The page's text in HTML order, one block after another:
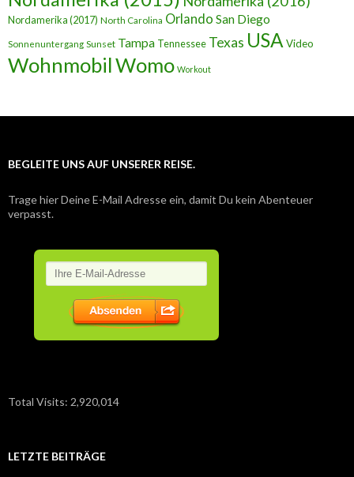
Nordamerika (2017) North Carolina Orlando San Diego
Sonnenuntergang Sunset Tampa Tennessee Texas USA Video
WohnmobilWomo Workout
BEGLEITE UNS AUF UNSERER REISE.
Trage hier Deine E-Mail Adresse ein, damit Du kein Abenteuer
verpasst.
Total Visits: 2,920,014
LETZTE BEITRÄGE